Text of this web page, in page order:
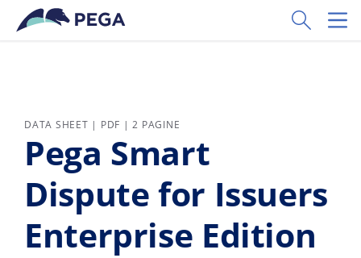
Vai direttamente al contenuto principale
Toggle
DATA SHEET | PDF | 2 PAGINE
Pega Smart
Dispute for Issuers
Enterprise Edition